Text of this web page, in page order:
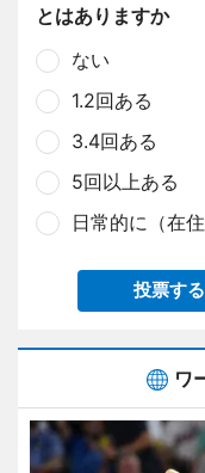
とはありますか
ない
1.2回ある
3.4回ある
5回以上ある
日常的に（在
投票する
ワ